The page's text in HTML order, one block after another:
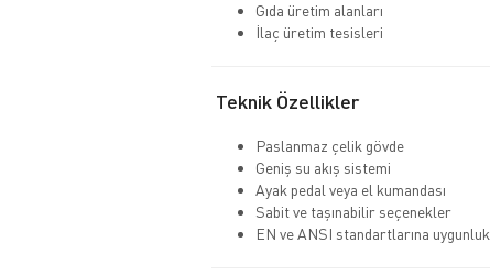
Gıda üretim alanları
İlaç üretim tesisleri
Teknik Özellikler
Paslanmaz çelik gövde
Geniş su akış sistemi
Ayak pedal veya el kumandası
Sabit ve taşınabilir seçenekler
EN ve ANSI standartlarına uygunluk